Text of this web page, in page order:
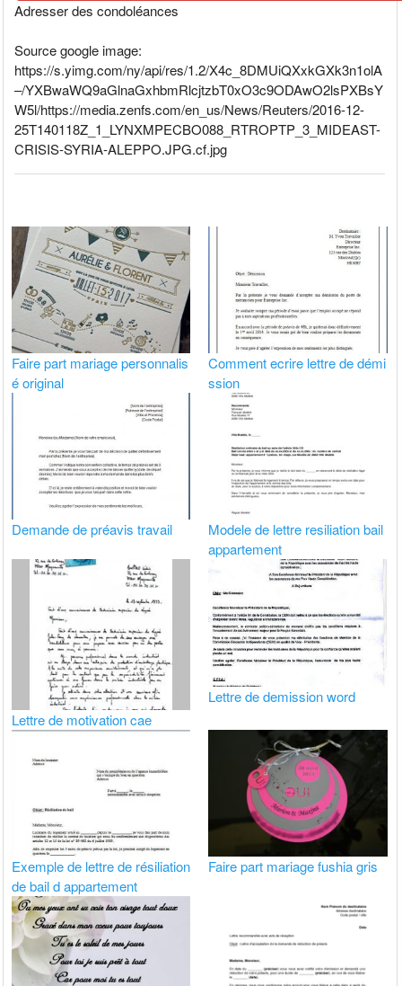
Adresser des condoléances
Source google image:
https://s.yimg.com/ny/api/res/1.2/X4c_8DMUiQXxkGXk3n1olA
–/YXBwaWQ9aGlnaGxhbmRlcjtzbT0xO3c9ODAwO2lsPXBsY
W5l/https://media.zenfs.com/en_us/News/Reuters/2016-12-
25T140118Z_1_LYNXMPECBO088_RTROPTP_3_MIDEAST-
CRISIS-SYRIA-ALEPPO.JPG.cf.jpg
Faire part mariage personnalis
é original
Comment ecrire lettre de démi
ssion
Demande de préavis travail
Modele de lettre resiliation bail
appartement
Lettre de motivation cae
Lettre de demission word
Exemple de lettre de résiliation
de bail d appartement
Faire part mariage fushia gris